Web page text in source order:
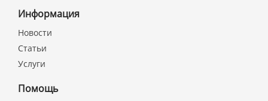
Информация
Новости
Статьи
Услуги
Помощь